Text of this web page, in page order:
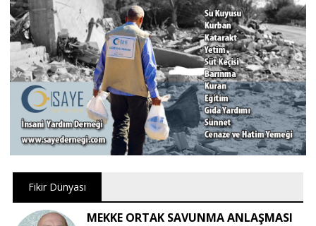
Fikir Dünyası
MEKKE ORTAK SAVUNMA ANLAŞMASI